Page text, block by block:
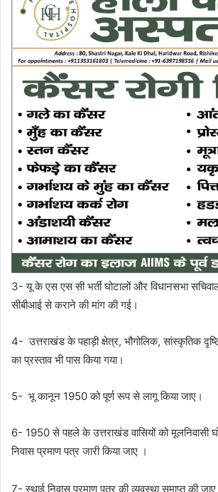
3- यू के एस एस सी भर्ती घोटालों और विधानसभा
सीबीआई से कराने की मांग की गई।
4- उत्तराखंड के पहाड़ी क्षेत्र, भौगोलिक, सांस्कृतिक
का प्रस्ताव भी पास किया गया।
5- भू कानून 1950 को पूर्ण रूप से लागू किया जाए।
6- 1950 से पहले के उत्तराखंड वासियों को मूलनिवासी
निवास प्रमाण पत्र जारी किया जाए ।
7- स्थाई निवास प्रमाण पत्र की व्यवस्था समाप्त की